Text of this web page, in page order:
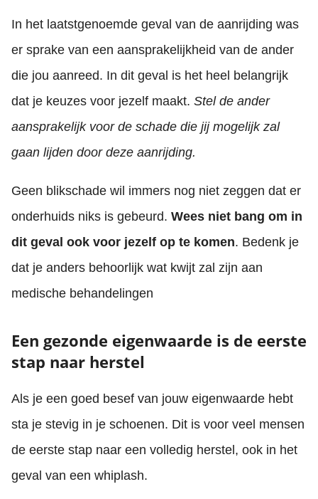
In het laatstgenoemde geval van de aanrijding was
er sprake van een aansprakelijkheid van de ander
die jou aanreed. In dit geval is het heel belangrijk
dat je keuzes voor jezelf maakt. Stel de ander
aansprakelijk voor de schade die jij mogelijk zal
gaan lijden door deze aanrijding.
Geen blikschade wil immers nog niet zeggen dat er
onderhuids niks is gebeurd. Wees niet bang om in
dit geval ook voor jezelf op te komen. Bedenk je
dat je anders behoorlijk wat kwijt zal zijn aan
medische behandelingen
Een gezonde eigenwaarde is de eerste
stap naar herstel
Als je een goed besef van jouw eigenwaarde hebt
sta je stevig in je schoenen. Dit is voor veel mensen
de eerste stap naar een volledig herstel, ook in het
geval van een whiplash.